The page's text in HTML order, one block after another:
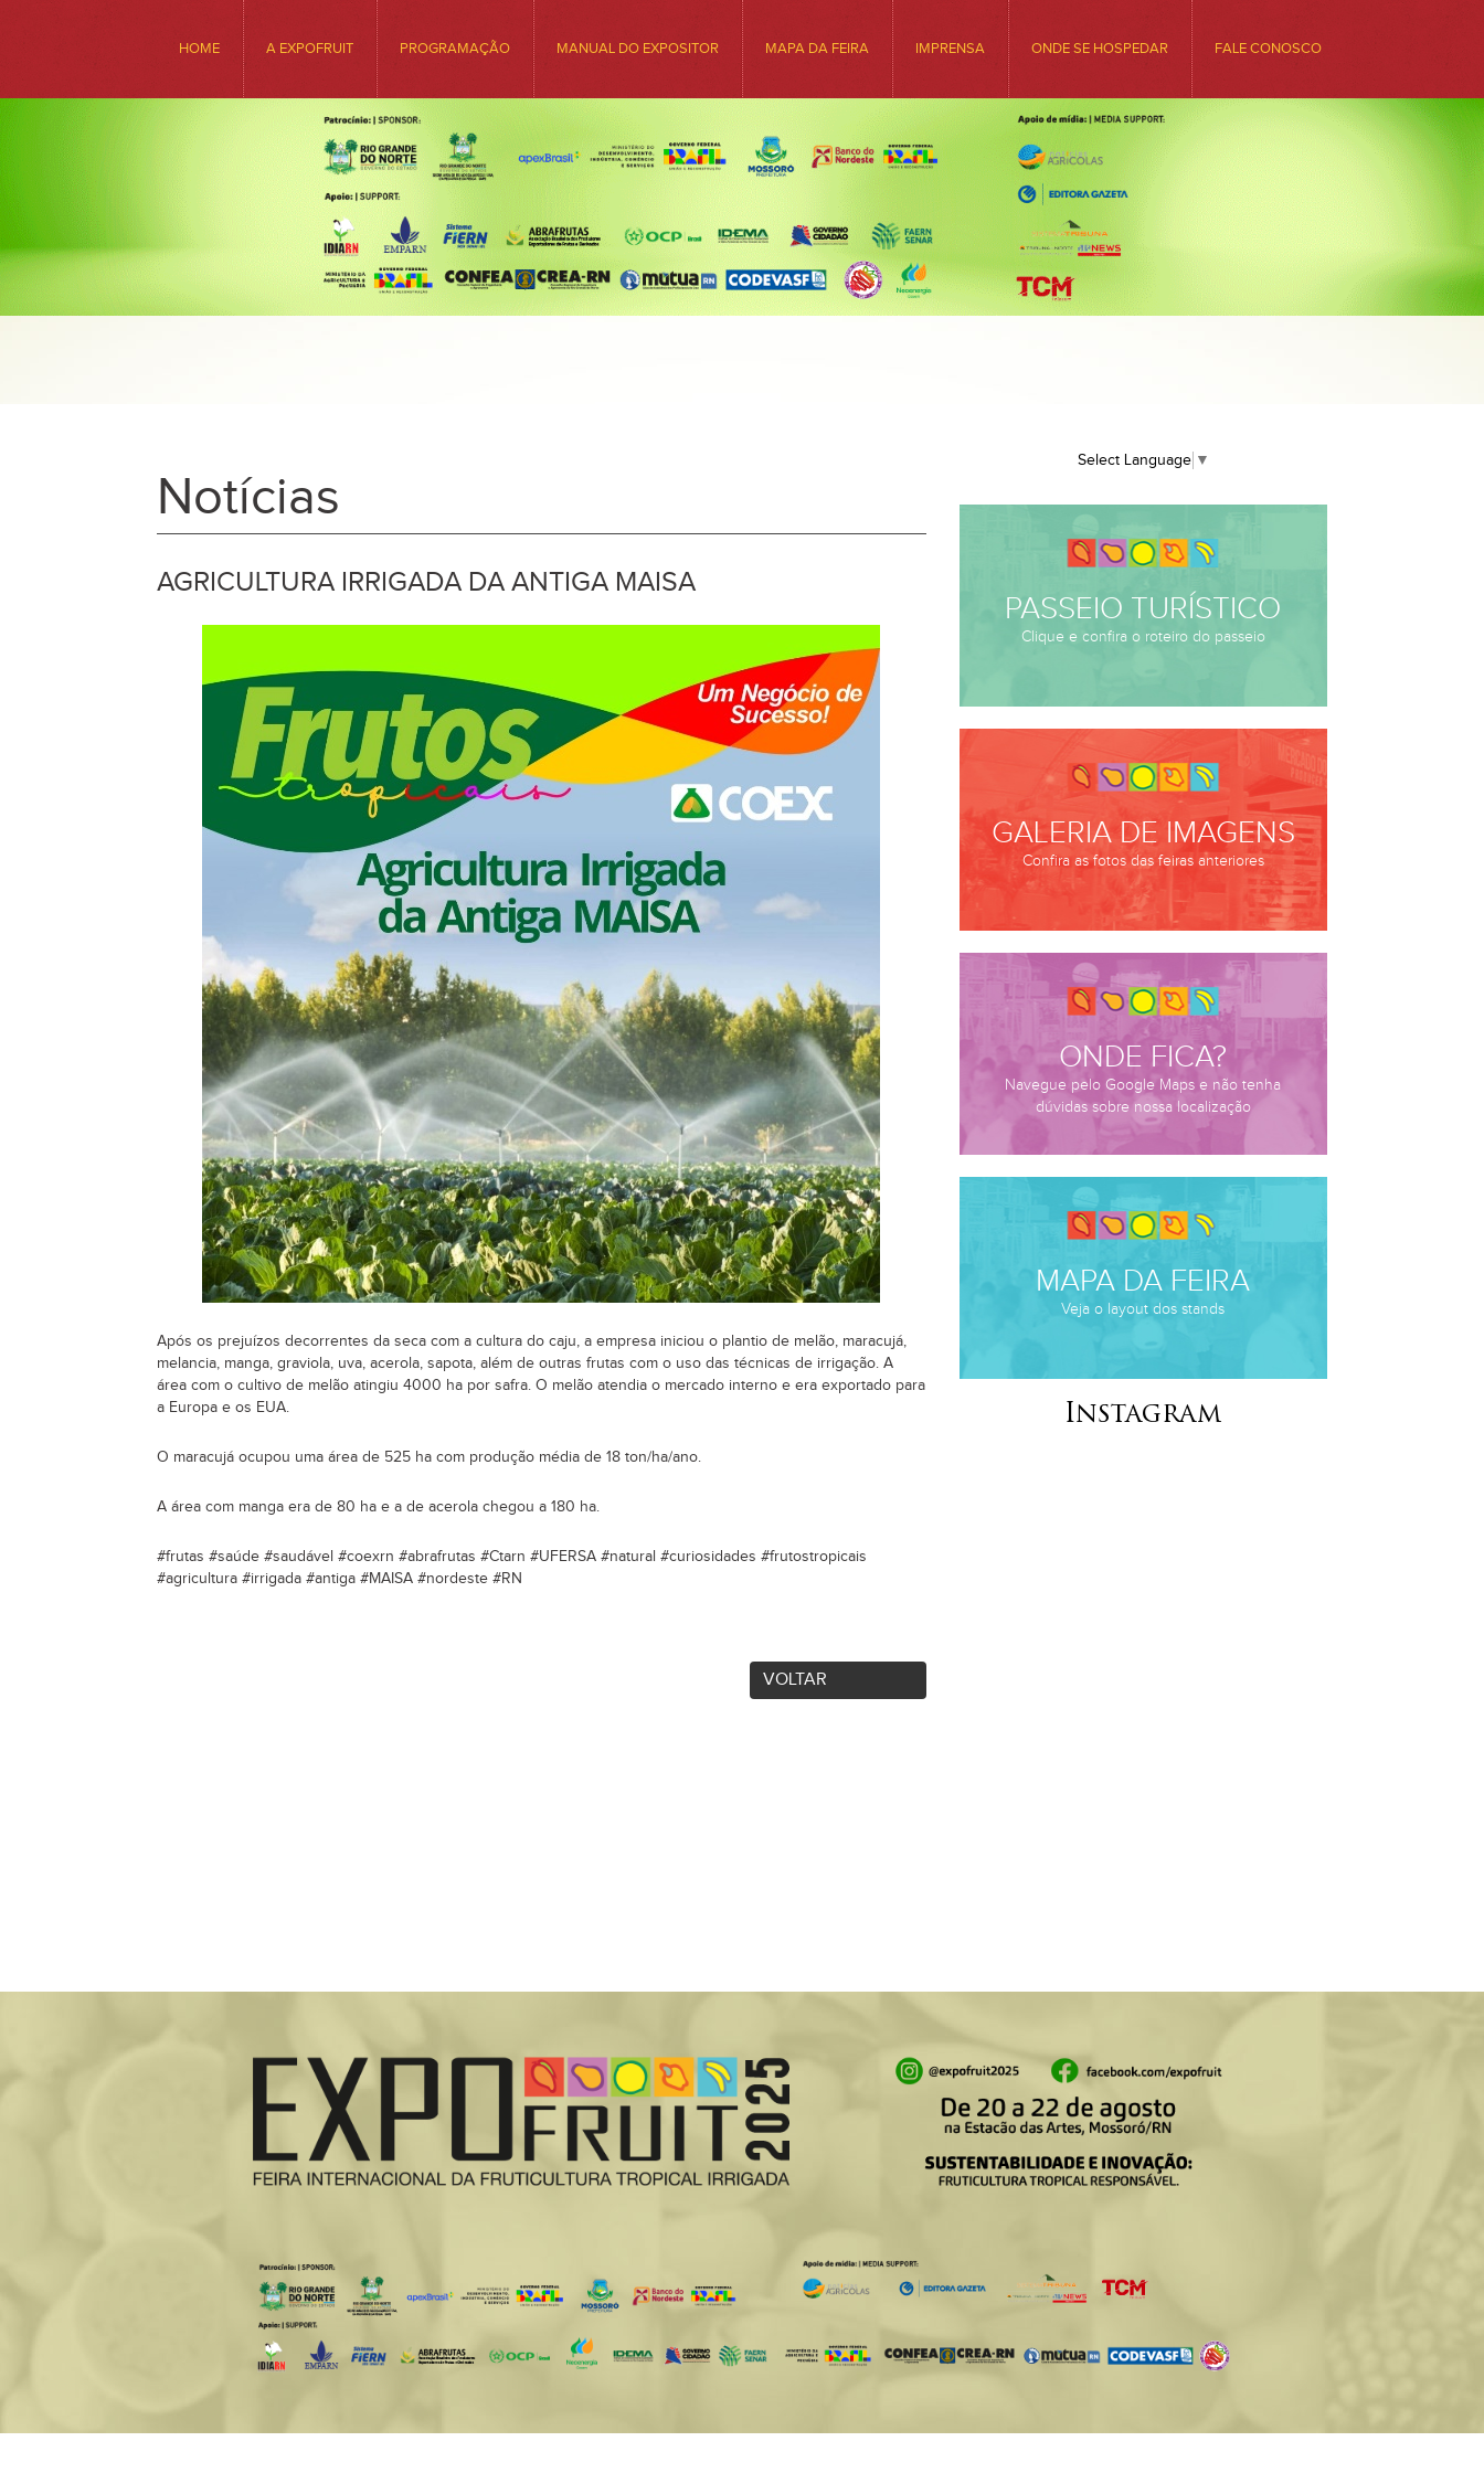
HOME A EXPOFRUIT PROGRAMAÇÃO MANUAL DO EXPOSITOR MAPA DA FEIRA IMPRENSA ONDE SE HOSPEDAR FALE CONOSCO
Notícias
AGRICULTURA IRRIGADA DA ANTIGA MAISA
Após os prejuízos decorrentes da seca com a cultura do caju, a empresa iniciou o plantio de melão, maracujá,
melancia, manga, graviola, uva, acerola, sapota, além de outras frutas com o uso das técnicas de irrigação. A
área com o cultivo de melão atingiu 4000 ha por safra. O melão atendia o mercado interno e era exportado para
a Europa e os EUA.
O maracujá ocupou uma área de 525 ha com produção média de 18 ton/ha/ano.
A área com manga era de 80 ha e a de acerola chegou a 180 ha.
#frutas #saúde #saudável #coexrn #abrafrutas #Ctarn #UFERSA #natural #curiosidades #frutostropicais
#agricultura #irrigada #antiga #MAISA #nordeste #RN
VOLTAR
Select Language ▼
PASSEIO TURÍSTICO
Clique e confira o roteiro do passeio
GALERIA DE IMAGENS
Confira as fotos das feiras anteriores
ONDE FICA?
Navegue pelo Google Maps e não tenha
dúvidas sobre nossa localização
MAPA DA FEIRA
Veja o layout dos stands
Instagram